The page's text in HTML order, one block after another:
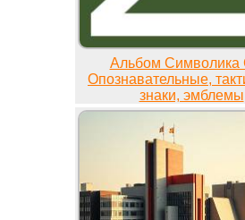
Альбом
Опознавательные,
знаки, эмблемы